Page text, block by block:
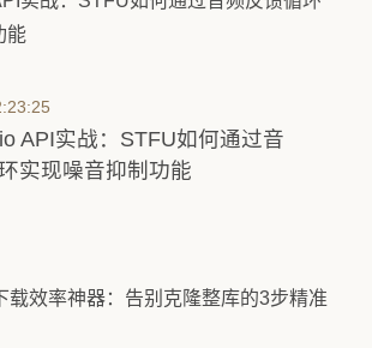
API实战：STFU如何通过音
实现噪音抑制功能